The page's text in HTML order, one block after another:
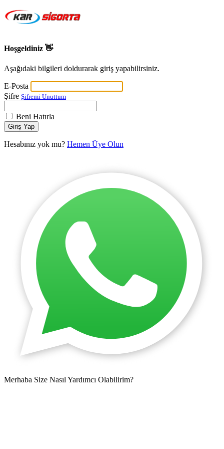
Hoşgeldiniz 👋
Aşağıdaki bilgileri doldurarak giriş yapabilirsiniz.
E-Posta
Şifre Şifremi Unuttum
Beni Hatırla
Giriş Yap
Hesabınız yok mu? Hemen Üye Olun
Merhaba Size Nasıl Yardımcı Olabilirim?